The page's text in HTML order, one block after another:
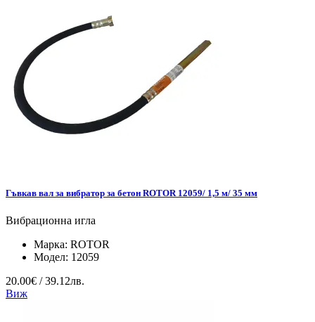
Гъвкав вал за вибратор за бетон ROTOR 12059/ 1,5 м/ 35 мм
Вибрационна игла
Марка: ROTOR
Модел: 12059
20.00€ / 39.12лв.
Виж